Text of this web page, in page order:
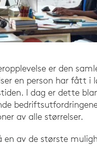
er den
en person har fått i
I dag er dette
av alle størrelser.
en av de største